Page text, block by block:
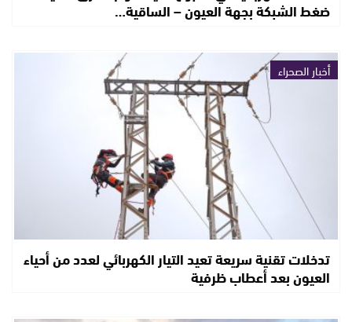
ضغط الشبكة بجهة العيون – الساقية…
أخبار الصحراء
تدخلات تقنية سريعة تعيد التيار الكهربائي لعدد من أحياء
العيون بعد أعطاب ظرفية